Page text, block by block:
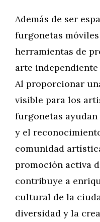
Además de ser
furgonetas
herramientas de
arte
Al proporcionar
visible para los
furgonetas
y el
comunidad
promoción activa
contribuye a
cultural de la
diversidad y la